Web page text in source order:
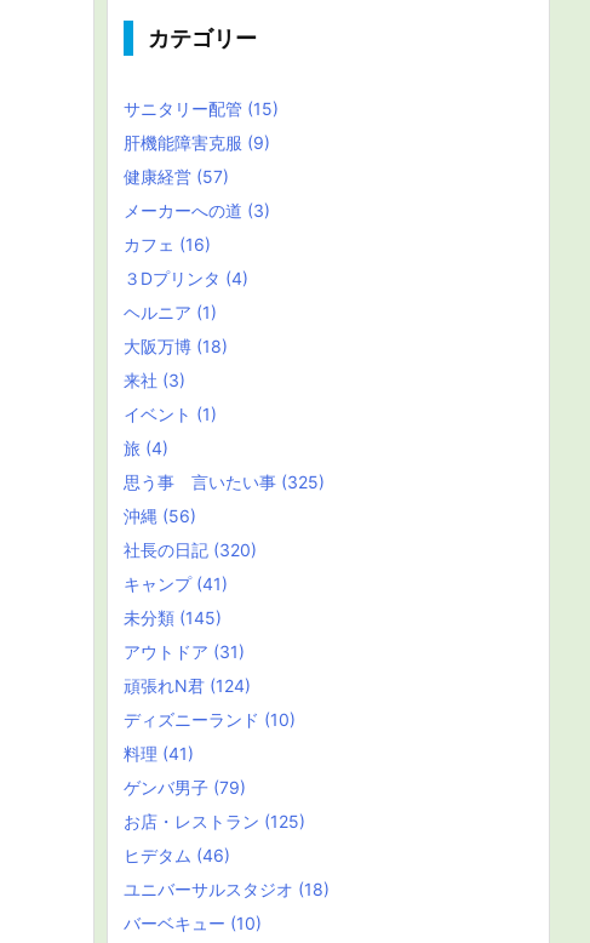
カテゴリー
サニタリー配管 (15)
肝機能障害克服 (9)
健康経営 (57)
メーカーへの道 (3)
カフェ (16)
３Dプリンタ (4)
ヘルニア (1)
大阪万博 (18)
来社 (3)
イベント (1)
旅 (4)
思う事 言いたい事 (325)
沖縄 (56)
社長の日記 (320)
キャンプ (41)
未分類 (145)
アウトドア (31)
頑張れN君 (124)
ディズニーランド (10)
料理 (41)
ゲンバ男子 (79)
お店・レストラン (125)
ヒデタム (46)
ユニバーサルスタジオ (18)
バーベキュー (10)